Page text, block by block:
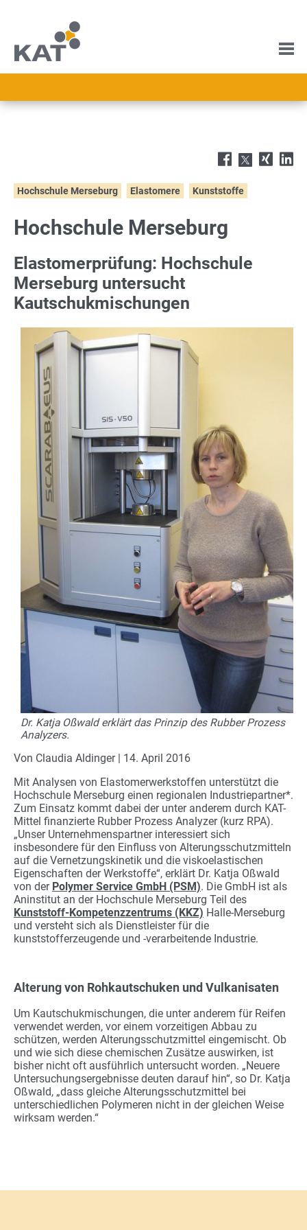
Hochschule Merseburg Elastomere Kunststoffe
Hochschule Merseburg
Elastomerprüfung: Hochschule
Merseburg untersucht
Kautschukmischungen
Dr. Katja Oßwald erklärt das Prinzip des Rubber Prozess
Analyzers.
Von Claudia Aldinger | 14. April 2016
Mit Analysen von Elastomerwerkstoffen unterstützt die
Hochschule Merseburg einen regionalen Industriepartner*.
Zum Einsatz kommt dabei der unter anderem durch KAT-
Mittel finanzierte Rubber Prozess Analyzer (kurz RPA).
„Unser Unternehmenspartner interessiert sich
insbesondere für den Einfluss von Alterungsschutzmitteln
auf die Vernetzungskinetik und die viskoelastischen
Eigenschaften der Werkstoffe“, erklärt Dr. Katja Oßwald
von der Polymer Service GmbH (PSM). Die GmbH ist als
Aninstitut an der Hochschule Merseburg Teil des
Kunststoff-Kompetenzzentrums (KKZ) Halle-Merseburg
und versteht sich als Dienstleister für die
kunststofferzeugende und -verarbeitende Industrie.
Alterung von Rohkautschuken und Vulkanisaten
Um Kautschukmischungen, die unter anderem für Reifen
verwendet werden, vor einem vorzeitigen Abbau zu
schützen, werden Alterungsschutzmittel eingemischt. Ob
und wie sich diese chemischen Zusätze auswirken, ist
bisher nicht oft ausführlich untersucht worden. „Neuere
Untersuchungsergebnisse deuten darauf hin“, so Dr. Katja
Oßwald, „dass gleiche Alterungsschutzmittel bei
unterschiedlichen Polymeren nicht in der gleichen Weise
wirksam werden.“